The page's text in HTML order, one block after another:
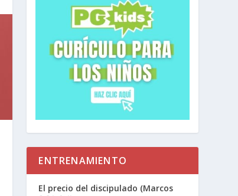
ENTRENAMIENTO
El precio del discipulado (Marcos